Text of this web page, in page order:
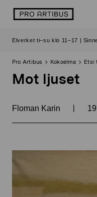
sisältöön
logo
Elverket ti–su klo 11–17 |
Pro Artibus Kokoelma Etsi
Mot ljuset
Floman Karin |